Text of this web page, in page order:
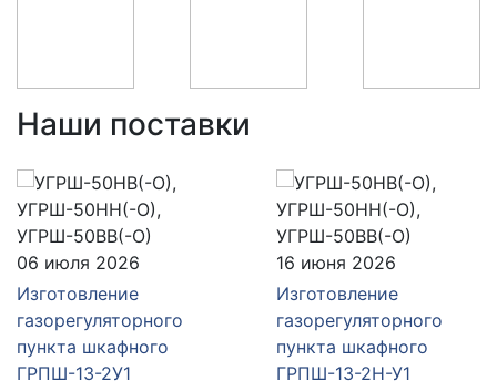
Наши поставки
06 июля 2026
Изготовление
газорегуляторного
пункта шкафного
ГРПШ-13-2У1
16 июня 2026
Изготовление
газорегуляторного
пункта шкафного
ГРПШ-13-2Н-У1